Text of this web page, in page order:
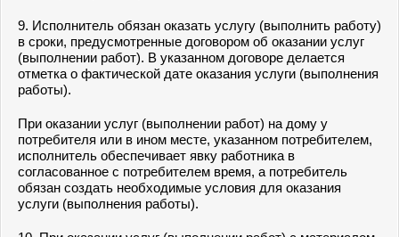
9. Исполнитель обязан оказать услугу (выполнить работу)
в сроки, предусмотренные договором об оказании услуг
(выполнении работ). В указанном договоре делается
отметка о фактической дате оказания услуги (выполнения
работы).
При оказании услуг (выполнении работ) на дому у
потребителя или в ином месте, указанном потребителем,
исполнитель обеспечивает явку работника в
согласованное с потребителем время, а потребитель
обязан создать необходимые условия для оказания
услуги (выполнения работы).